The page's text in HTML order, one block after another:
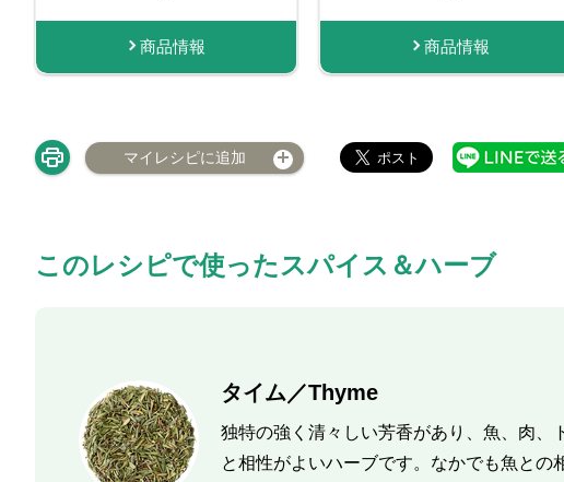
商品情報 商品情報
商品情報 商品情報購入する
マイレシピに追加
このレシピで使ったスパイス＆ハーブ
タイム／Thyme
独特の強く清々しい芳香があり、魚、肉、
と相性がよいハーブです。なかでも魚との